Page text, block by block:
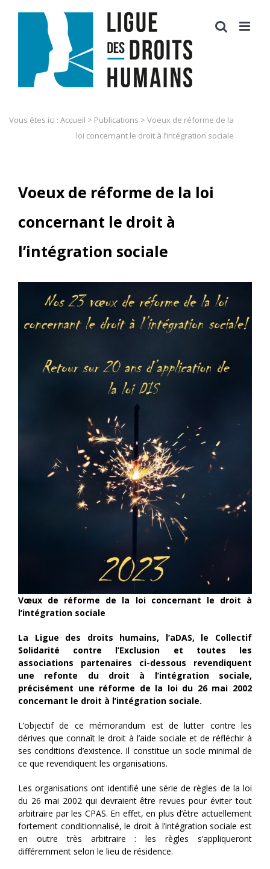
Vous êtes ici : Accueil > Publications > Voeux de réforme de la
loi concernant le droit à l’intégration sociale
Voeux de réforme de la loi
concernant le droit à
l’intégration sociale
Vœux de réforme de la loi concernant le droit à
l’intégration sociale
La Ligue des droits humains, l’aDAS, le Collectif
Solidarité contre l’Exclusion et toutes les
associations partenaires ci-dessous revendiquent
une refonte du droit à l’intégration sociale,
précisément une réforme de la loi du 26 mai 2002
concernant le droit à l’intégration sociale.
L’objectif de ce mémorandum est de lutter contre les
dérives que connaît le droit à l’aide sociale et de réfléchir à
ses conditions d’existence. Il constitue un socle minimal de
ce que revendiquent les organisations.
Les organisations ont identifié une série de règles de la loi
du 26 mai 2002 qui devraient être revues pour éviter tout
arbitraire par les CPAS. En effet, en plus d’être actuellement
fortement conditionnalisé, le droit à l’intégration sociale est
en outre très arbitraire : les règles s’appliqueront
différemment selon le lieu de résidence.